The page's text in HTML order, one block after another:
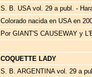
S. B. USA vol. 29 a publ. -
Colorado nacida en USA en
Por GIANT'S CAUSEWAY y
COQUETTE LADY
S. B. ARGENTINA vol. 29 a